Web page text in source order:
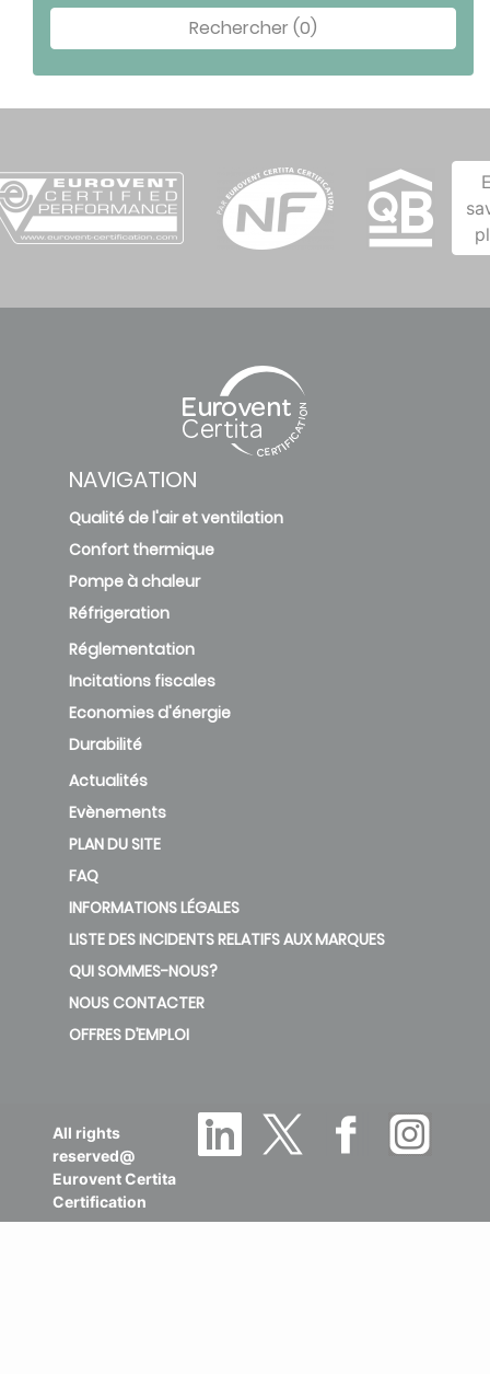
Rechercher (0)
NAVIGATION
Qualité de l'air et ventilation
Confort thermique
Pompe à chaleur
Réfrigeration
Réglementation
Incitations fiscales
Economies d'énergie
Durabilité
Actualités
Evènements
PLAN DU SITE
FAQ
INFORMATIONS LÉGALES
LISTE DES INCIDENTS RELATIFS AUX MARQUES
QUI SOMMES-NOUS?
NOUS CONTACTER
OFFRES D’EMPLOI
All rights
reserved@
Eurovent Certita
Certification